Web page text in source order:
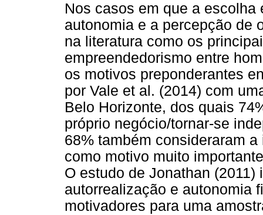
Nos casos em que a
autonomia e a percepção de
na literatura como os
empreendedorismo entre
os motivos preponderantes
por Vale et al. (2014) com
Belo Horizonte, dos quais
próprio negócio/tornar-se
68% também consideraram
como motivo muito
O estudo de Jonathan
autorrealização e autonomia
motivadores para uma